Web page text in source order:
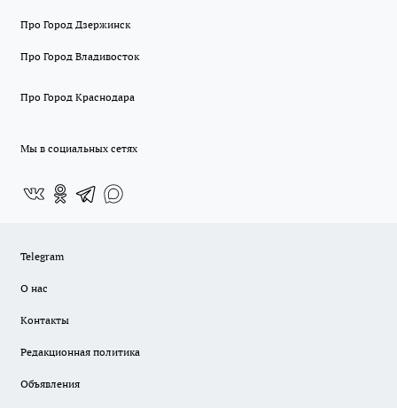
Про Город Дзержинск
Про Город Владивосток
Про Город Краснодара
Мы в социальных сетях
Telegram
О нас
Контакты
Редакционная политика
Объявления